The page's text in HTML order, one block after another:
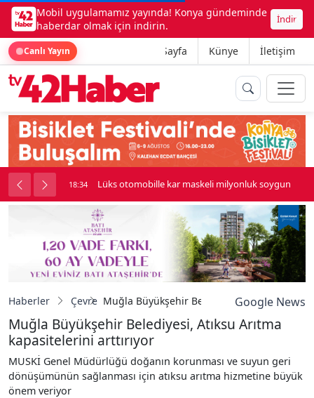
Mobil uygulamamız yayında! Konya gündeminde
haberdar olmak için indirin.
İndir
Canlı Yayın Ana Sayfa Künye İletişim
kavga çıktı 18:34 Lüks otomobille kar maskeli milyonluk soygun
Haberler Çevre Muğla Büyükşehir Belediyesi, Atıksu Arıtma
Google News
Muğla Büyükşehir Belediyesi, Atıksu Arıtma
kapasitelerini arttırıyor
MUSKİ Genel Müdürlüğü doğanın korunması ve suyun geri
dönüşümünün sağlanması için atıksu arıtma hizmetine büyük
önem veriyor